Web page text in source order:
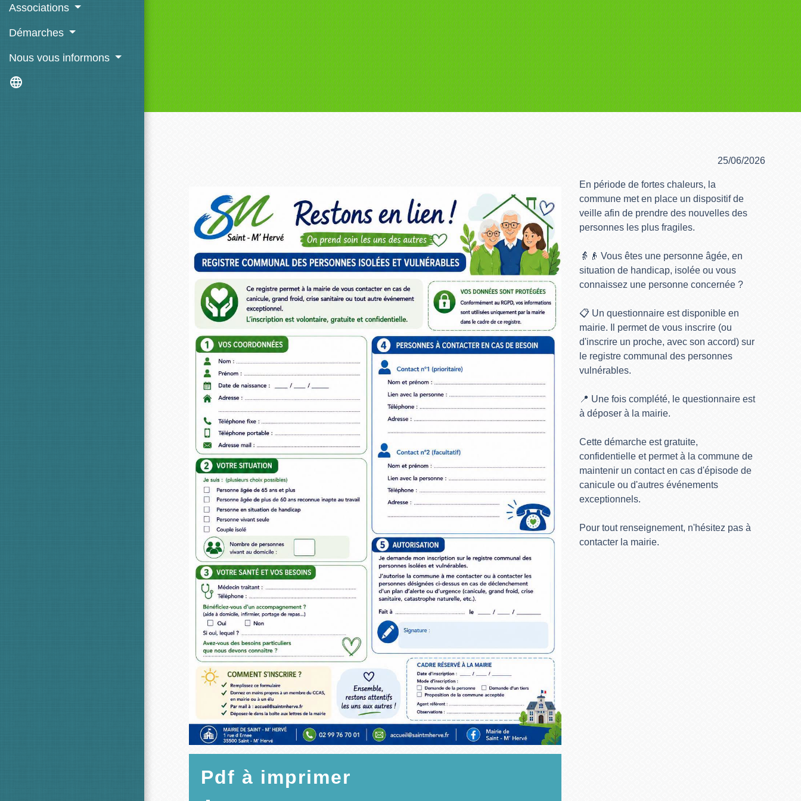
Associations
Démarches
Nous vous informons
language
25/06/2026
Pdf à imprimer
En période de fortes chaleurs, la
commune met en place un dispositif de
veille afin de prendre des nouvelles des
personnes les plus fragiles.
👵👴 Vous êtes une personne âgée, en
situation de handicap, isolée ou vous
connaissez une personne concernée ?
📋 Un questionnaire est disponible en
mairie. Il permet de vous inscrire (ou
d'inscrire un proche, avec son accord) sur
le registre communal des personnes
vulnérables.
📍 Une fois complété, le questionnaire est
à déposer à la mairie.
Cette démarche est gratuite,
confidentielle et permet à la commune de
maintenir un contact en cas d'épisode de
canicule ou d'autres événements
exceptionnels.
Pour tout renseignement, n'hésitez pas à
contacter la mairie.